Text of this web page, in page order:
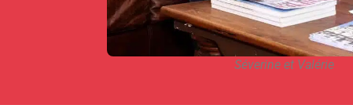
Séverine et Valérie